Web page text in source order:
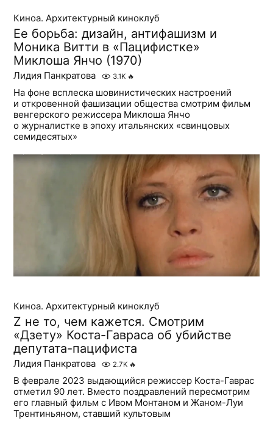
Киноа. Архитектурный киноклуб
Ее борьба: дизайн, антифашизм и
Моника Витти в «Пацифистке»
Миклоша Янчо (1970)
Лидия Панкратова 3.1K 🔥
На фоне всплеска шовинистических настроений
и откровенной фашизации общества смотрим фильм
венгерского режиссера Миклоша Янчо
о журналистке в эпоху итальянских «свинцовых
семидесятых»
Киноа. Архитектурный киноклуб
Z не то, чем кажется. Смотрим
«Дзету» Коста-Гавраса об убийстве
депутата-пацифиста
Лидия Панкратова 2.7K 🔥
В феврале 2023 выдающийся режиссер Коста-Гаврас
отметил 90 лет. Вместо поздравлений пересмотрим
его главный фильм с Ивом Монтаном и Жаном-Луи
Трентиньяном, ставший культовым